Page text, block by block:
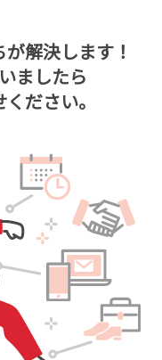
解決します！
ましたら
ださい。